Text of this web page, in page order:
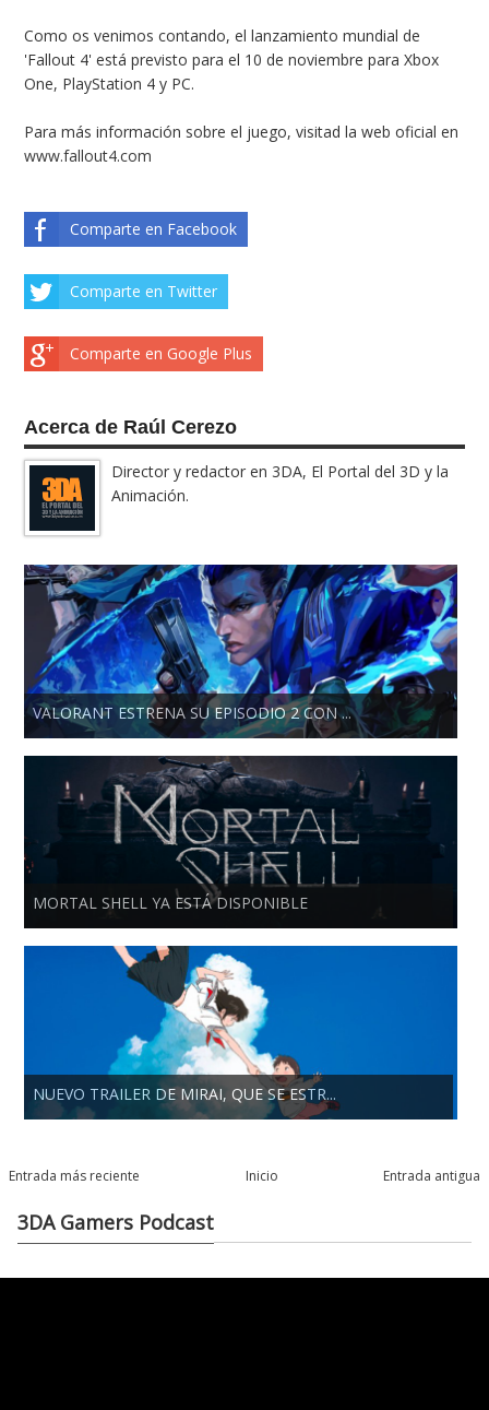
Como os venimos contando, el lanzamiento mundial de
'Fallout 4' está previsto para el 10 de noviembre para Xbox
One, PlayStation 4 y PC.
Para más información sobre el juego, visitad la web oficial en
www.fallout4.com
Comparte en Facebook
Comparte en Twitter
Comparte en Google Plus
Acerca de Raúl Cerezo
Director y redactor en 3DA, El Portal del 3D y la
Animación.
VALORANT ESTRENA SU EPISODIO 2 CON ...
MORTAL SHELL YA ESTÁ DISPONIBLE
NUEVO TRAILER DE MIRAI, QUE SE ESTR...
Entrada más reciente Entrada antigua
Inicio
3DA Gamers Podcast